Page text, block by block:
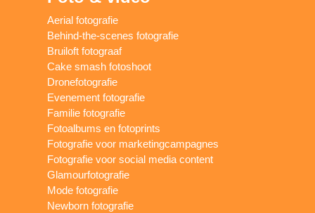
Aerial fotografie
Behind-the-scenes fotografie
Bruiloft fotograaf
Cake smash fotoshoot
Dronefotografie
Evenement fotografie
Familie fotografie
Fotoalbums en fotoprints
Fotografie voor marketingcampagnes
Fotografie voor social media content
Glamourfotografie
Mode fotografie
Newborn fotografie